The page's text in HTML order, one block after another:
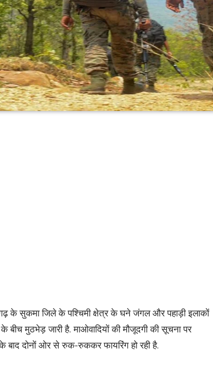
के सुकमा जिले के पश्चिमी क्षेत्र के घने जंगल और पहाड़ी इलाकों
मुठभेड़ जारी है. माओवादियों की मौजूदगी की सूचना पर
बाद दोनों ओर से रुक-रुककर फायरिंग हो रही है.